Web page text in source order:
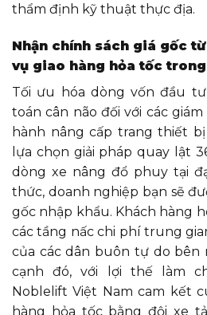
thẩm định kỹ thuật thực địa.
Nhận chính sách giá gốc
vụ giao hàng hỏa tốc
Tối ưu hóa dòng vốn đầu
toán cân não đối với các
hành nâng cấp trang thiết
lựa chọn giải pháp quay lật
dòng xe nâng đổ phuy tại
thức, doanh nghiệp bạn sẽ
gốc nhập khẩu. Khách hàng
các tầng nấc chi phí trung
của các dân buôn tự do bên
cạnh đó, với lợi thế làm
Noblelift Việt Nam cam kết
hàng hỏa tốc bằng đội xe